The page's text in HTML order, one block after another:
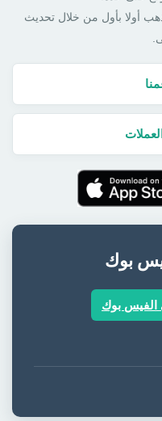
أولا بأول من خلال تحديث
بوك
الفيس بوك